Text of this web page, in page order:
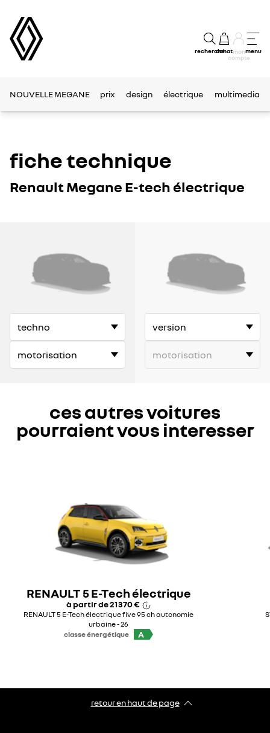
rechercheachatmon
compte
menu
NOUVELLE MEGANE prix design électrique multimedia
fiche technique
Renault Megane E-tech électrique
ces autres voitures
pourraient vous interesser
RENAULT 5 E-Tech électrique
à partir de21 370 €
RENAULT 5 E-Tech électrique five 95 ch autonomie
urbaine - 26
classe énergétique
A
retour en haut de page​